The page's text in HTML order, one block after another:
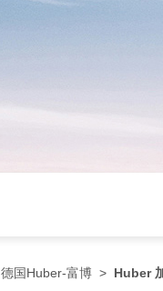
德国Huber-富博 > Huber